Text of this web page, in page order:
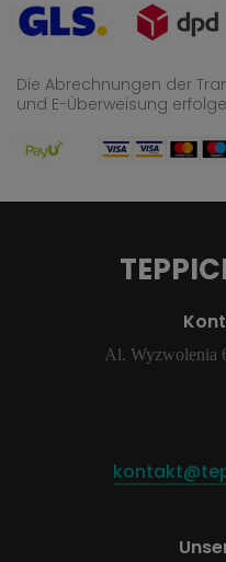
Die Abrechnungen der
und E-Überweisung
Al. Wyzwolenia